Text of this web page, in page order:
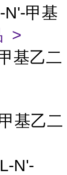
N'-甲基
>
基乙二
基乙二
N'-